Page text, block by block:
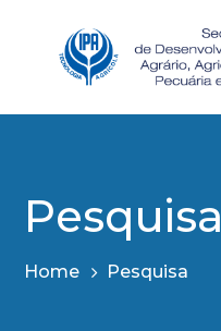
Pesquisa
Home Pesquisa